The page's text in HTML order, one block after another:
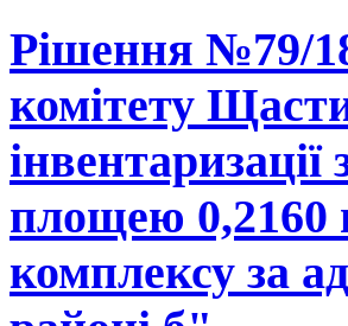
Рішення №79/
комітету
площею 0,2160
комплексу за